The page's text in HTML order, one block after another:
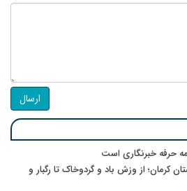
ارسال
حرفه خبرنگاری است
کرمان؛ از وزش باد و گردوخاک تا رگبار و